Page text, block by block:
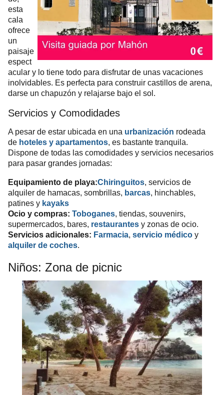
esta
cala
ofrece
un
paisaje
espect
acular y lo tiene todo para disfrutar de unas vacaciones
inolvidables. Es perfecta para construir castillos de arena,
darse un chapuzón y relajarse bajo el sol.
Servicios y Comodidades
A pesar de estar ubicada en una urbanización rodeada
de hoteles y apartamentos, es bastante tranquila.
Dispone de todas las comodidades y servicios necesarios
para pasar grandes jornadas:
Equipamiento de playa:Chiringuitos, servicios de
alquiler de hamacas, sombrillas, barcas, hinchables,
patines y kayaks
Ocio y compras: Toboganes, tiendas, souvenirs,
supermercados, bares, restaurantes y zonas de ocio.
Servicios adicionales: Farmacia, servicio médico y
alquiler de coches.
Niños: Zona de picnic